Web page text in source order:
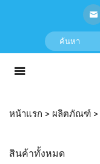
หน้าแรก > ผลิตภัณฑ์ >
สินค้าทั้งหมด